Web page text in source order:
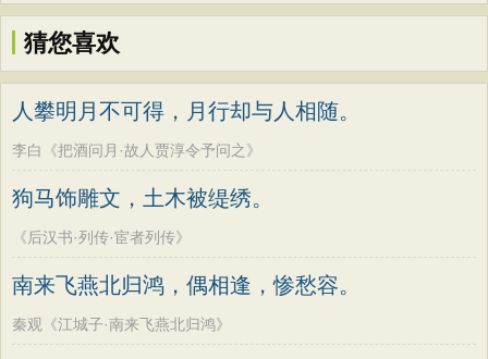
猜您喜欢
人攀明月不可得，月行却与人相随。
李白《把酒问月·故人贾淳令予问之》
狗马饰雕文，土木被缇绣。
《后汉书·列传·宦者列传》
南来飞燕北归鸿，偶相逢，惨愁容。
秦观《江城子·南来飞燕北归鸿》